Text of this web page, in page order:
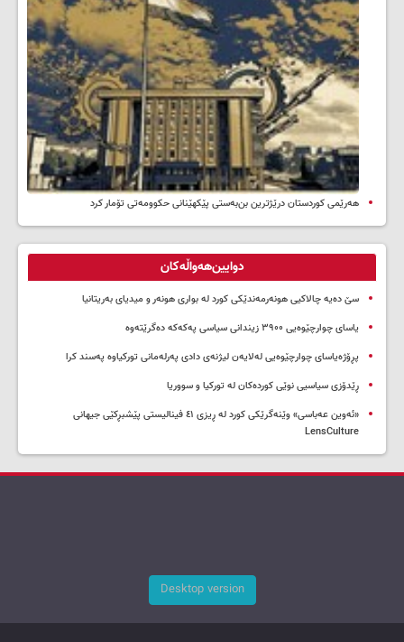
هەرێمی کوردستان درێژترین بن‌بەستی پێکهێنانی حکوومەتی تۆمار کرد
دوایین‌هەواڵەکان
سێ دەیە چالاکیی هونەرمەندێکی کورد لە بواری هونەر و میدیای بەریتانیا
یاسای چوارچێوەیی ۳۹۰۰ زیندانی سیاسی پەکەکە دەگرێتەوە
پڕۆژەیاسای چوارچێوەیی لەلایەن لیژنەی دادی پەرلەمانی تورکیاوە پەسند کرا
ڕێدۆزی سیاسیی نوێی کوردەکان لە تورکیا و سووریا
«ئەوین عەباسی» وێنەگرێکی کورد لە ڕیزی ٤١ فینالیستی پێشبڕکێی جیهانی
LensCulture
Desktop version